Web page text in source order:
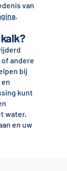
van
.
andere
bij
kunt
water,
en uw